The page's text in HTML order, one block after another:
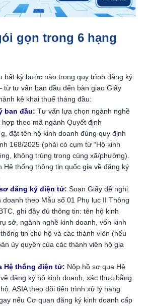
gọn trong 6 hạng
bất kỳ bước nào trong quy trình đăng ký.
tư vấn ban đầu đến bàn giao Giấy
kê khai thuế tháng đầu:
ban đầu: Tư vấn lựa chọn ngành nghề
theo mã ngành Quyết định
đặt tên hộ kinh doanh đúng quy định
168/2025 (phải có cụm từ “Hộ kinh
không trùng trong cùng xã/phường).
Hệ thống thông tin quốc gia về đăng ký
đăng ký điện tử: Soạn Giấy đề nghị
doanh theo Mẫu số 01 Phụ lục II Thông
ghi đầy đủ thông tin: tên hộ kinh
sở, ngành nghề kinh doanh, vốn kinh
tin chủ hộ và các thành viên (nếu
ủy quyền của các thành viên hộ gia
Hệ thống điện tử: Nộp hồ sơ qua Hệ
đăng ký hộ kinh doanh, xác thực bằng
ASIA theo dõi tiến trình xử lý hàng
nếu Cơ quan đăng ký kinh doanh cấp